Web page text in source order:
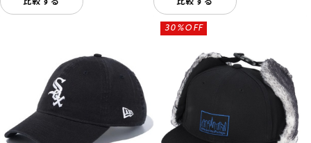
30%OFF